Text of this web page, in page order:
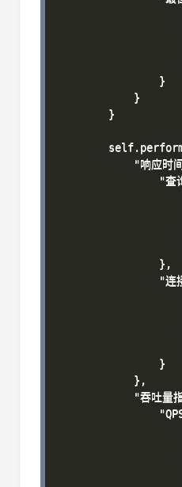
                }
            }
        }
"响应时
"查
                },
"连
                }
            },
"吞吐量